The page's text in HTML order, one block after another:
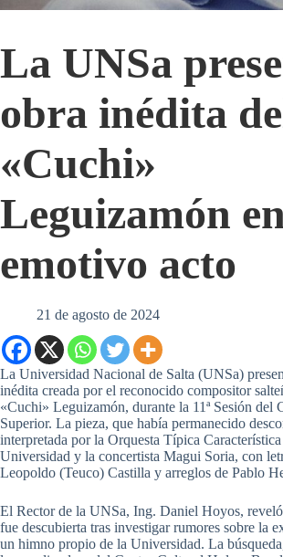
La UNSa
obra inédita
«Cuchi»
Leguizamón
emotivo acto
21 de agosto de 2024
La Universidad Nacional de Salta (UNSa)
inédita creada por el reconocido compositor
«Cuchi» Leguizamón, durante la 11ª Sesión del
Superior. La pieza, que había permanecido
interpretada por la Orquesta Típica Característica
Universidad y la concertista Magui Soria, con
Leopoldo (Teuco) Castilla y arreglos de Pablo
El Rector de la UNSa, Ing. Daniel Hoyos,
fue descubierta tras investigar rumores sobre la
un himno propio de la Universidad. La